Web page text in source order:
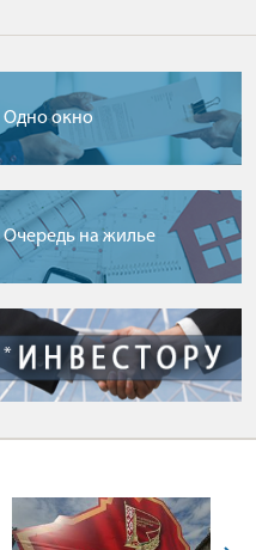
Одно окно
Очередь на жилье
*